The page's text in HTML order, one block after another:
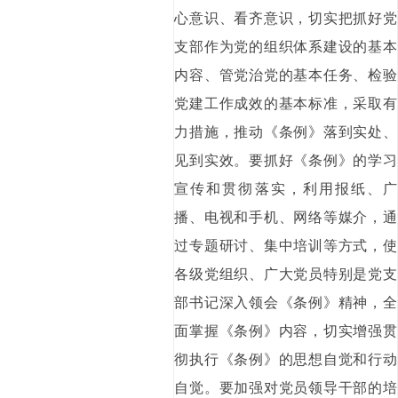
心意识、看齐意识，切实把抓好党
支部作为党的组织体系建设的基本
内容、管党治党的基本任务、检验
党建工作成效的基本标准，采取有
力措施，推动《条例》落到实处、
见到实效。要抓好《条例》的学习
宣传和贯彻落实，利用报纸、广
播、电视和手机、网络等媒介，通
过专题研讨、集中培训等方式，使
各级党组织、广大党员特别是党支
部书记深入领会《条例》精神，全
面掌握《条例》内容，切实增强贯
彻执行《条例》的思想自觉和行动
自觉。要加强对党员领导干部的培